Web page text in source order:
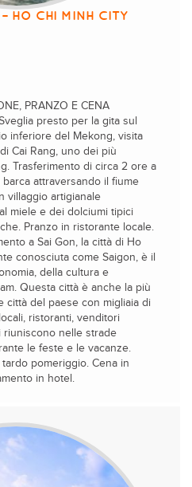
HO CHI MINH CITY
PRANZO E CENA
presto per la gita sul
inferiore del Mekong, visita
Cai Rang, uno dei più
Trasferimento di circa 2 ore a
attraversando il fiume
villaggio artigianale
miele e dei dolciumi tipici
Pranzo in ristorante locale.
a Sai Gon, la città di Ho
conosciuta come Saigon, è il
della cultura e
Questa città è anche la più
città del paese con migliaia di
ristoranti, venditori
riuniscono nelle strade
le feste e le vacanze.
pomeriggio. Cena in
in hotel.